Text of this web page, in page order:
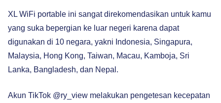
XL WiFi portable ini sangat direkomendasikan untuk kamu
yang suka bepergian ke luar negeri karena dapat
digunakan di 10 negara, yakni Indonesia, Singapura,
Malaysia, Hong Kong, Taiwan, Macau, Kamboja, Sri
Lanka, Bangladesh, dan Nepal.
Akun TikTok @ry_view melakukan pengetesan kecepatan